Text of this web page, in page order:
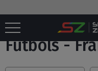
Sākums / Francija /
Futbols -